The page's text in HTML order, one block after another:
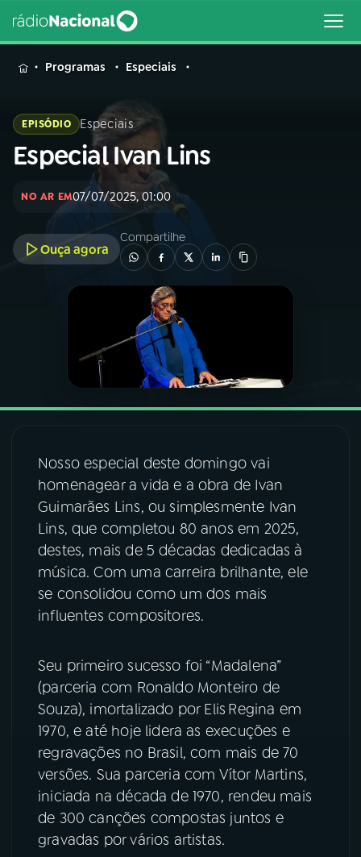
MENU
Buscar
na
Rádio
Nacional
Buscar
AO VIVO
INÍCIO
A RÁDIO
05PODCASTS
06 VIDEOCASTS
07 ÚLTIMAS
08 FESTIVAL DE MÚSICA
ACOMPANHE A RÁDIO NACIONAL
YouTube Facebook
Instagram X
TikTok
Programas Especiais
EPISÓDIO Especiais
Especial Ivan Lins
NO AR EM07/07/2025, 01:00
Ouça agora
Compartilhe
Nosso especial deste domingo vai
homenagear a vida e a obra de Ivan
Guimarães Lins, ou simplesmente Ivan
Lins, que completou 80 anos em 2025,
destes, mais de 5 décadas dedicadas à
música. Com uma carreira brilhante, ele
se consolidou como um dos mais
influentes compositores.
Seu primeiro sucesso foi “Madalena”
(parceria com Ronaldo Monteiro de
Souza), imortalizado por Elis Regina em
1970, e até hoje lidera as execuções e
regravações no Brasil, com mais de 70
versões. Sua parceria com Vítor Martins,
iniciada na década de 1970, rendeu mais
de 300 canções compostas juntos e
gravadas por vários artistas.